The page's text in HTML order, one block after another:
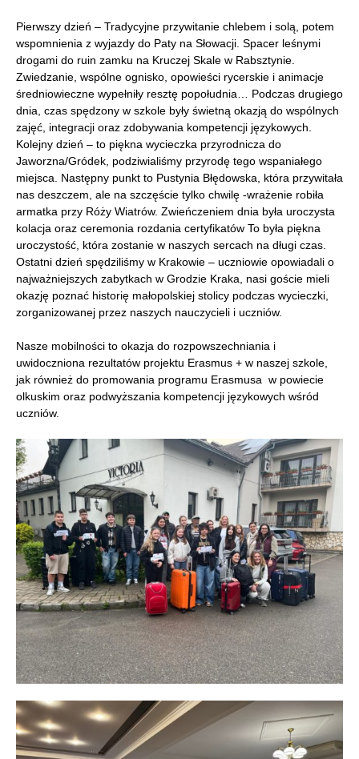
Pierwszy dzień – Tradycyjne przywitanie chlebem i solą, potem
wspomnienia z wyjazdy do Paty na Słowacji. Spacer leśnymi
drogami do ruin zamku na Kruczej Skale w Rabsztynie.
Zwiedzanie, wspólne ognisko, opowieści rycerskie i animacje
średniowieczne wypełniły resztę popołudnia… Podczas drugiego
dnia, czas spędzony w szkole były świetną okazją do wspólnych
zajęć, integracji oraz zdobywania kompetencji językowych.
Kolejny dzień – to piękna wycieczka przyrodnicza do
Jaworzna/Gródek, podziwialiśmy przyrodę tego wspaniałego
miejsca. Następny punkt to Pustynia Błędowska, która przywitała
nas deszczem, ale na szczęście tylko chwilę -wrażenie robiła
armatka przy Róży Wiatrów. Zwieńczeniem dnia była uroczysta
kolacja oraz ceremonia rozdania certyfikatów To była piękna
uroczystość, która zostanie w naszych sercach na długi czas.
Ostatni dzień spędziliśmy w Krakowie – uczniowie opowiadali o
najważniejszych zabytkach w Grodzie Kraka, nasi goście mieli
okazję poznać historię małopolskiej stolicy podczas wycieczki,
zorganizowanej przez naszych nauczycieli i uczniów.
Nasze mobilności to okazja do rozpowszechniania i
uwidoczniona rezultatów projektu Erasmus + w naszej szkole,
jak również do promowania programu Erasmusa w powiecie
olkuskim oraz podwyższania kompetencji językowych wśród
uczniów.